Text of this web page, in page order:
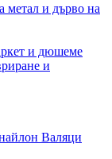
метал и дърво на
и дюшеме
и
Валяци